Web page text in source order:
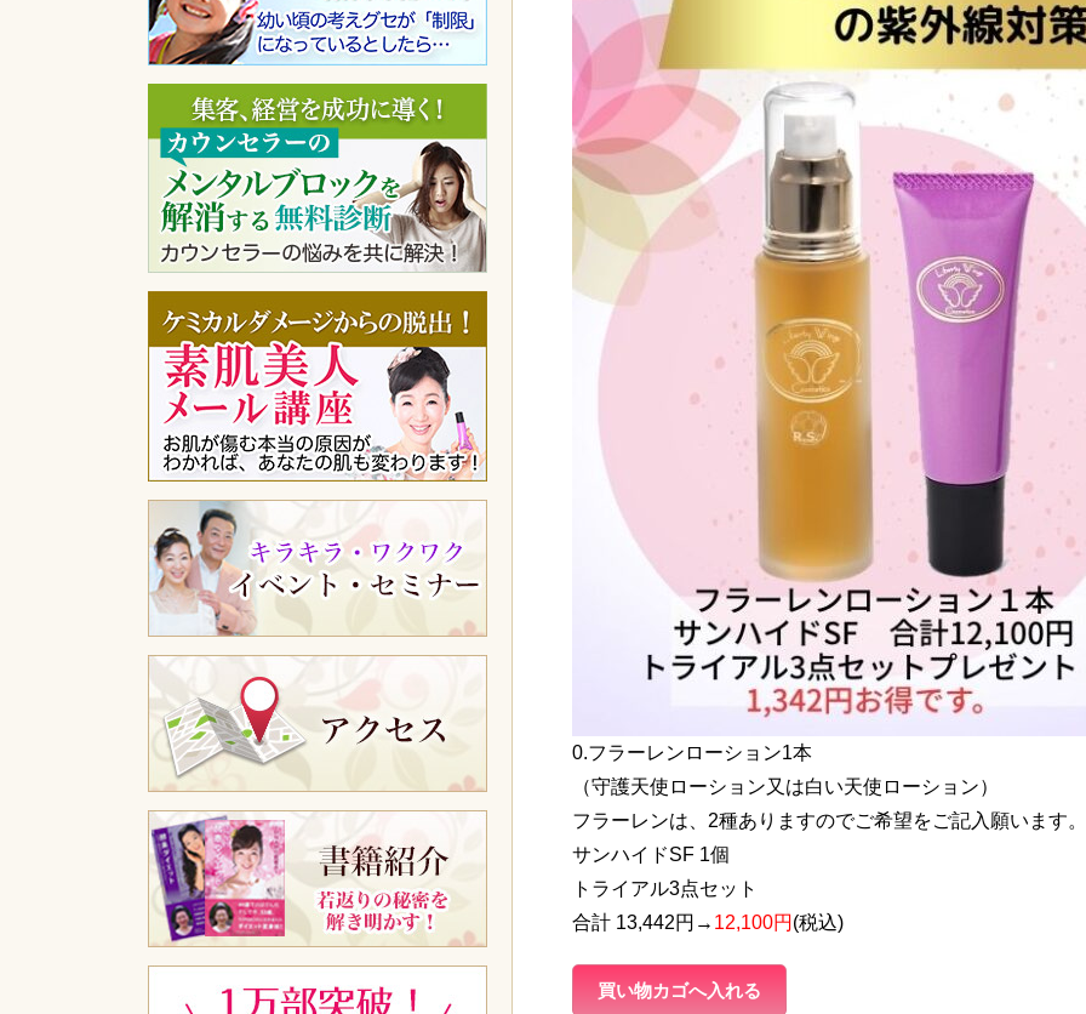
0.フラーレンローション1本
（守護天使ローション又は白い天使ローション）
フラーレンは、2種ありますのでご希望をご記入願います。
サンハイドSF 1個
トライアル3点セット
合計 13,442円→ 12,100円 (税込)